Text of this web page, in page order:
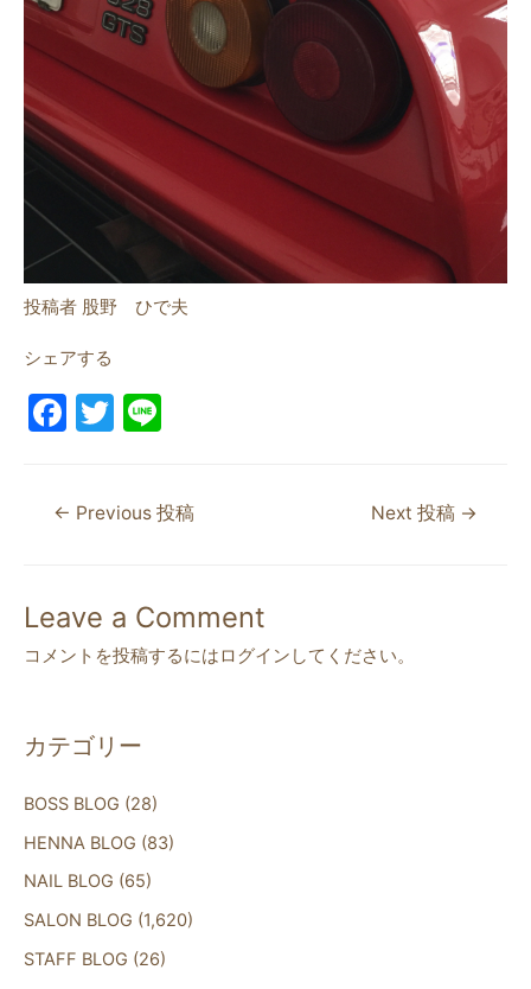
投稿者 股野 ひで夫
シェアする
F
e
o
o
k
T
er
← Previous 投稿 Next 投稿 →
Leave a Comment
コメントを投稿するにはログイン してください。
カテゴリー
BOSS BLOG (28)
HENNA BLOG (83)
NAIL BLOG (65)
SALON BLOG (1,620)
STAFF BLOG (26)